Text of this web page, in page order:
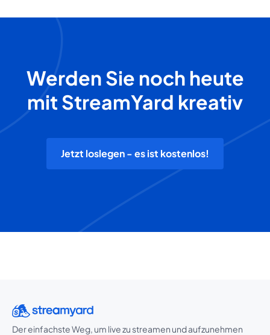
Werden Sie noch heute
mit StreamYard kreativ
Jetzt loslegen - es ist kostenlos!
Der einfachste Weg, um live zu streamen und aufzunehmen